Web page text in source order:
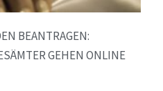
BEANTRAGEN:
GEHEN ONLINE